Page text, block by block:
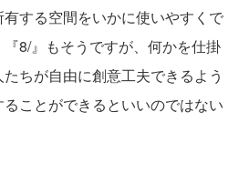
する空間をいかに使いやすくで
8/』もそうですが、何かを仕掛
ちが自由に創意工夫できるよう
ことができるといいのではない